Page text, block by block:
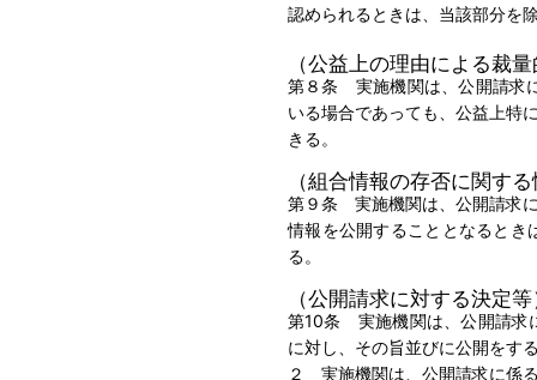
認められるときは、当該部分を
（公益上の理由による裁
第８条 実施機関は、公開請求
いる場合であっても、公益上特
きる。
（組合情報の存否に関す
第９条 実施機関は、公開請求
情報を公開することとなるとき
る。
（公開請求に対する決定
第10条 実施機関は、公開請求
に対し、その旨並びに公開を
２ 実施機関は、公開請求に係